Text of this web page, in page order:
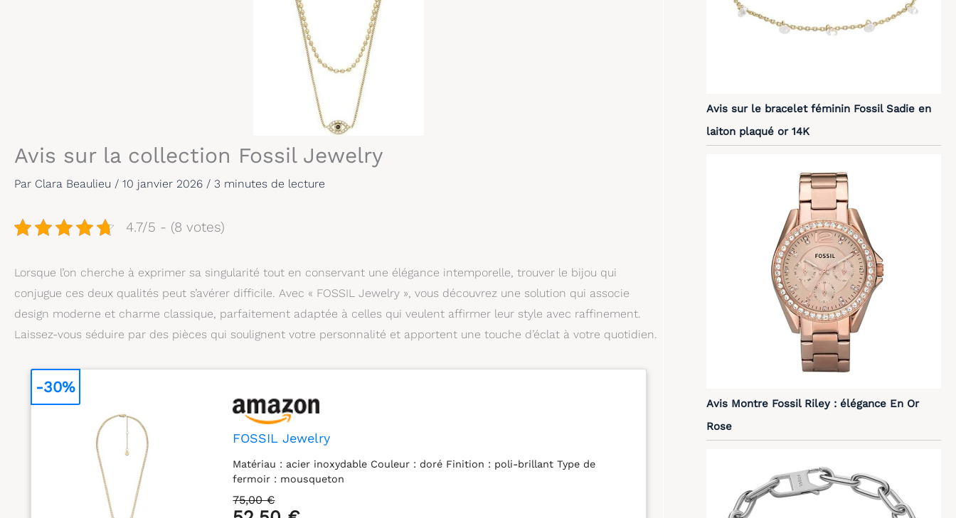
Avis sur la collection Fossil Jewelry
Par Clara Beaulieu / 10 janvier 2026 / 3 minutes de lecture
4.7/5 - (8 votes)
Lorsque l’on cherche à exprimer sa singularité tout en conservant une élégance intemporelle, trouver le bijou qui
conjugue ces deux qualités peut s’avérer difficile. Avec « FOSSIL Jewelry », vous découvrez une solution qui associe
design moderne et charme classique, parfaitement adaptée à celles qui veulent affirmer leur style avec raffinement.
Laissez-vous séduire par des pièces qui soulignent votre personnalité et apportent une touche d’éclat à votre quotidien.
FOSSIL Jewelry
Matériau : acier inoxydable Couleur : doré Finition : poli-brillant Type de
fermoir : mousqueton
75,00 €
-30%
Avis sur le bracelet féminin Fossil Sadie en
laiton plaqué or 14K
Avis Montre Fossil Riley : élégance En Or
Rose